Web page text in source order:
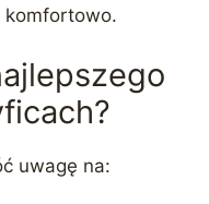
komfortowo.
uwagę na: